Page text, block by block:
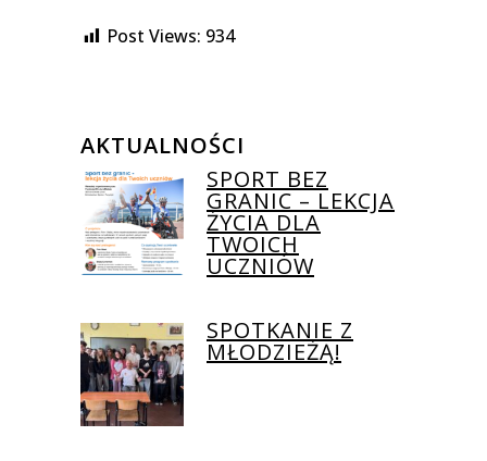
Post Views: 934
AKTUALNOŚCI
SPORT BEZ
GRANIC – LEKCJA
ŻYCIA DLA
TWOICH
UCZNIÓW
SPOTKANIE Z
MŁODZIEŻĄ!